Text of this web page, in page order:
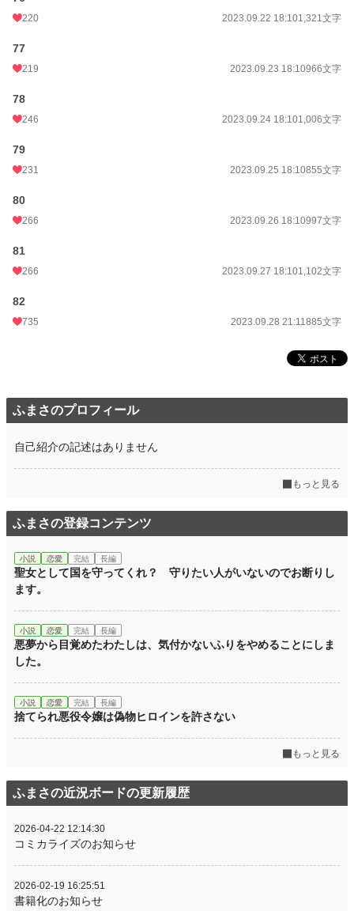
220 2023.09.22 18:101,321文字
77
219 2023.09.23 18:10966文字
78
246 2023.09.24 18:101,006文字
79
231 2023.09.25 18:10855文字
80
266 2023.09.26 18:10997文字
81
266 2023.09.27 18:101,102文字
82
735 2023.09.28 21:11885文字
ふまさのプロフィール
自己紹介の記述はありません
もっと見る
ふまさの登録コンテンツ
小説 恋愛 完結 長編
聖女として国を守ってくれ？ 守りたい人がいないのでお断りし
ます。
小説 恋愛 完結 長編
悪夢から目覚めたわたしは、気付かないふりをやめることにしま
した。
小説 恋愛 完結 長編
捨てられ悪役令嬢は偽物ヒロインを許さない
もっと見る
ふまさの近況ボードの更新履歴
2026-04-22 12:14:30
コミカライズのお知らせ
2026-02-19 16:25:51
書籍化のお知らせ